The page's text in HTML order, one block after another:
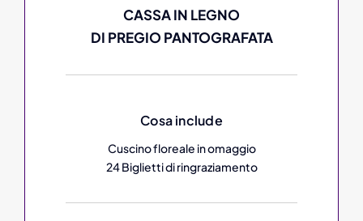
CASSA IN LEGNO
DI PREGIO PANTOGRAFATA
Cosa include
Cuscino floreale in omaggio
24 Biglietti di ringraziamento